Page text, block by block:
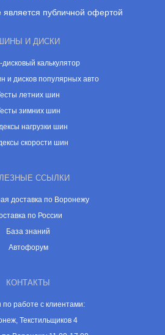
публичной офертой
И ДИСКИ
калькулятор
и дисков популярных авто
летних шин
зимних шин
нагрузки шин
скорости шин
ССЫЛКИ
доставка по Воронежу
по России
База знаний
Автофорум
КОНТАКТЫ
по работе с клиентами:
Текстильщиков 4